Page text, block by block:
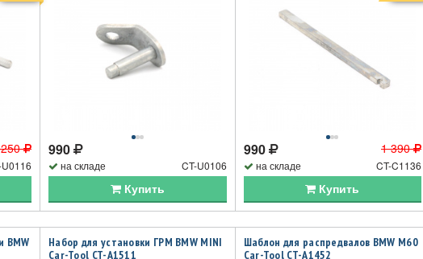
990
на складе CT-U0106
Купить
1 390
990
на складе CT-C1136
Купить
BMW
Набор для установки ГРМ BMW MINI
Car-Tool CT-A1511
Шаблон для распредвалов BMW M60
Car-Tool CT-A1452